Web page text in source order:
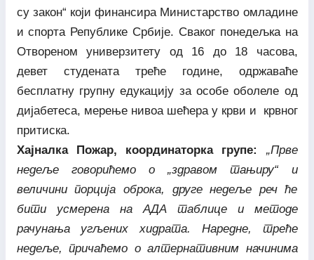
су закон“ који финансира Министарство омладине
и спорта Републике Србије. Сваког понедељка на
Отвореном универзитету од 16 до 18 часова,
девет студената треће године, одржаваће
бесплатну групну едукацију за особе оболеле од
дијабетеса, мерење нивоа шећера у крви и крвног
притиска.
Хајналка Пожар, координаторка групе:
„Прве
недеље говорићемо о „здравом тањиру“ и
величини порција оброка, друге недеље реч ће
бити усмерена на АДА таблице и методе
рачунања угљених хидрата. Наредне, треће
недеље, причаћемо о алтернативним начинима